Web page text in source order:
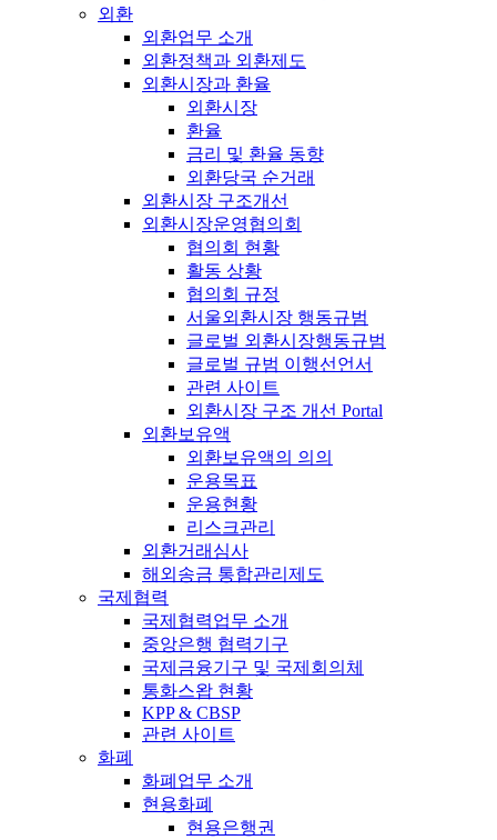
외환
외환업무 소개
외환정책과 외환제도
외환시장과 환율
외환시장
환율
금리 및 환율 동향
외환당국 순거래
외환시장 구조개선
외환시장운영협의회
협의회 현황
활동 상황
협의회 규정
서울외환시장 행동규범
글로벌 외환시장행동규범
글로벌 규범 이행선언서
관련 사이트
외환시장 구조 개선 Portal
외환보유액
외환보유액의 의의
운용목표
운용현황
리스크관리
외환거래심사
해외송금 통합관리제도
국제협력
국제협력업무 소개
중앙은행 협력기구
국제금융기구 및 국제회의체
통화스왑 현황
KPP & CBSP
관련 사이트
화폐
화폐업무 소개
현용화폐
현용은행권